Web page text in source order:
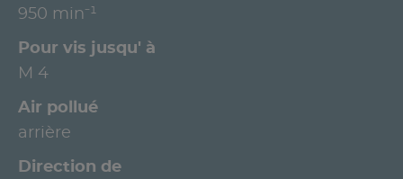
950 min⁻¹
Pour vis jusqu' à
M 4
Air pollué
arrière
Direction de